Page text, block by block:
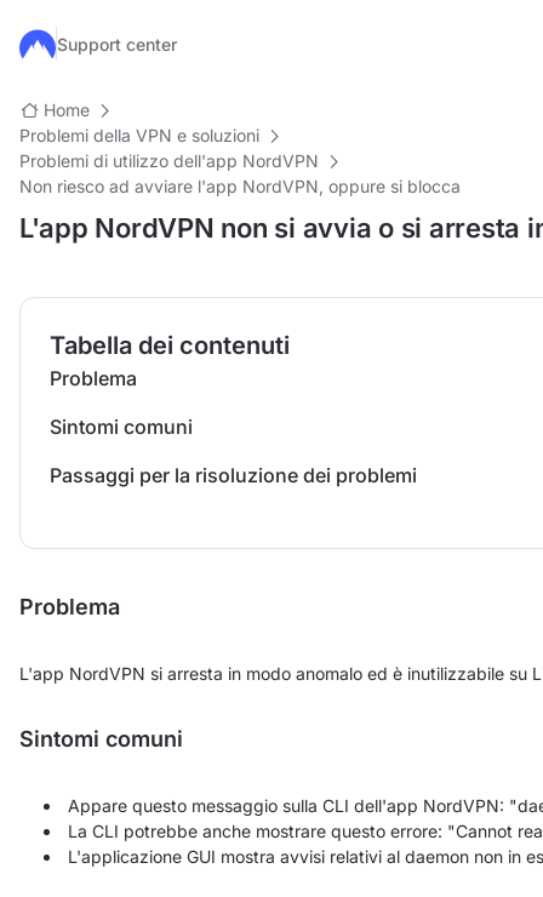
Salta al contenuto principale
Support center
Home
Problemi della VPN e soluzioni
Problemi di utilizzo dell'app NordVPN
Non riesco ad avviare l'app NordVPN, oppure si blocca
L'app NordVPN non si avvia o si arresta
Tabella dei contenuti
Problema
Sintomi comuni
Passaggi per la risoluzione dei problemi
Problema
L'app NordVPN si arresta in modo anomalo ed è inutilizzabile su
Sintomi comuni
Appare questo messaggio sulla CLI dell'app NordVPN:
La CLI potrebbe anche mostrare questo errore: "Cannot
L'applicazione GUI mostra avvisi relativi al daemon non in